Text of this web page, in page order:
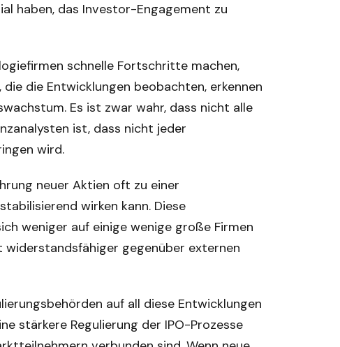
haben, das Investor-Engagement zu
schnelle Fortschritte machen,
die Entwicklungen beobachten, erkennen
Es ist zwar wahr, dass nicht alle
ist, dass nicht jeder
wird.
neuer Aktien oft zu einer
wirken kann. Diese
weniger auf einige wenige große Firmen
widerstandsfähiger gegenüber externen
auf all diese Entwicklungen
stärkere Regulierung der IPO-Prozesse